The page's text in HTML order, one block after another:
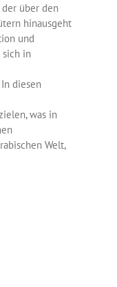
der über den
hinausgeht
und
sich in
diesen
was in
Welt,